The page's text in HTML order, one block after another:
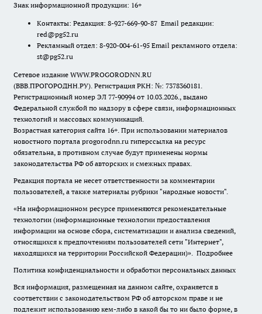
Знак информационной продукции: 16+
Контакты: Редакция: 8-927-669-90-87 Email редакции:
red@pg52.ru
Рекламный отдел: 8-920-004-61-95 Email рекламного отдела:
st@pg52.ru
Сетевое издание WWW.PROGORODNN.RU
(ВВВ.ПРОГОРОДНН.РУ). Регистрация РКН: №: 7378360181.
Регистрационный номер ЭЛ 77-90994 от 10.03.2026., выдано
Федеральной службой по надзору в сфере связи, информационных
технологий и массовых коммуникаций.
Возрастная категория сайта 16+. При использовании материалов
новостного портала progorodnn.ru гиперссылка на ресурс
обязательна, в противном случае будут применены нормы
законодательства РФ об авторских и смежных правах.
Редакция портала не несет ответственности за комментарии
пользователей, а также материалы рубрики "народные новости".
«На информационном ресурсе применяются рекомендательные
технологии (информационные технологии предоставления
информации на основе сбора, систематизации и анализа сведений,
относящихся к предпочтениям пользователей сети "Интернет",
находящихся на территории Российской Федерации)». Подробнее
Политика конфиденциальности и обработки персональных данных
Вся информация, размещенная на данном сайте, охраняется в
соответствии с законодательством РФ об авторском праве и не
подлежит использованию кем-либо в какой бы то ни было форме, в